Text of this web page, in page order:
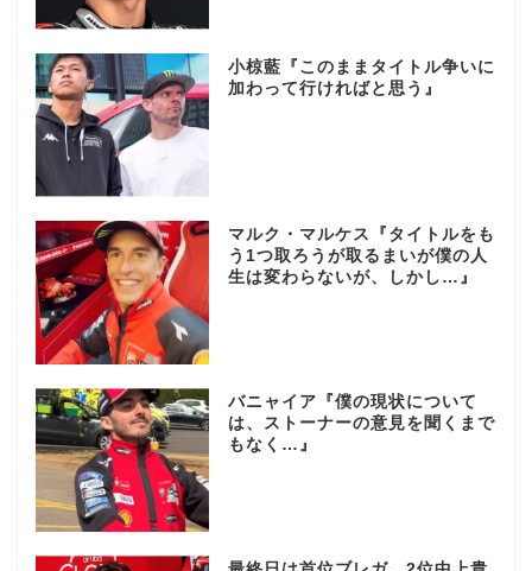
小椋藍『このままタイトル争いに
加わって行ければと思う』
マルク・マルケス『タイトルをも
う1つ取ろうが取るまいが僕の人
生は変わらないが、しかし…』
バニャイア『僕の現状について
は、ストーナーの意見を聞くまで
もなく…』